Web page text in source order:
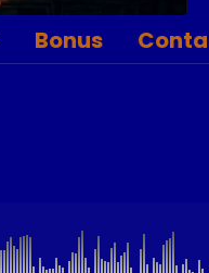
Bonus